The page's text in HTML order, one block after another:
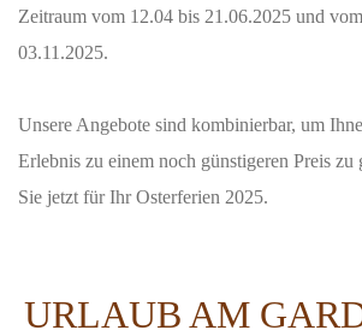
Zeitraum vom 12.04 bis 21.06.2025 und
03.11.2025.
Unsere Angebote sind kombinierbar, um
Erlebnis zu einem noch günstigeren Preis zu
Sie jetzt für Ihr Osterferien 2025.
URLAUB AM